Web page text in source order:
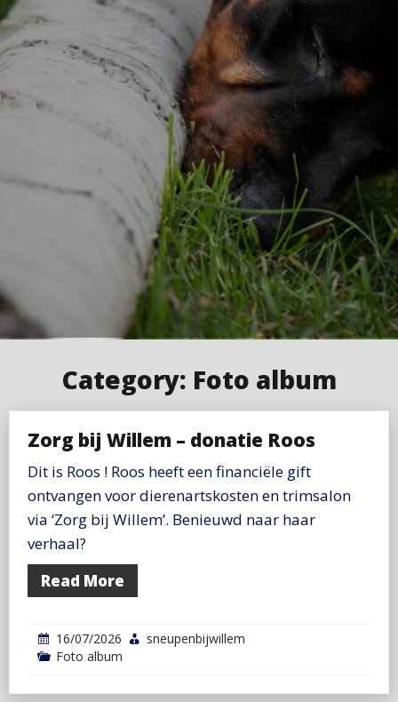
Category: Foto album
Zorg bij Willem – donatie Roos
Dit is Roos ! Roos heeft een financiële gift
ontvangen voor dierenartskosten en trimsalon
via ‘Zorg bij Willem’. Benieuwd naar haar
verhaal?
Read More
16/07/2026
sneupenbijwillem
Foto album